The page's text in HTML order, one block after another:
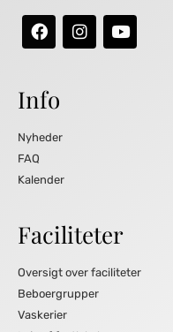
Info
Nyheder
FAQ
Kalender
Faciliteter
Oversigt over faciliteter
Beboergrupper
Vaskerier